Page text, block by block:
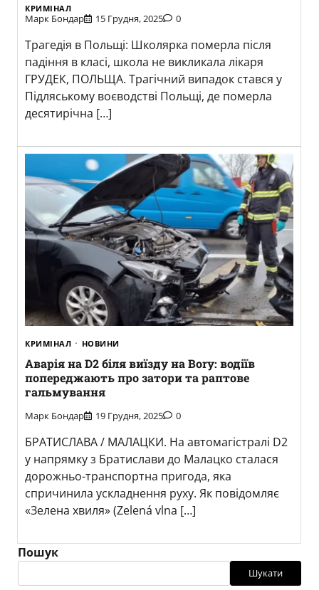
КРИМІНАЛ
Марк Бондар 15 Грудня, 2025 0
Трагедія в Польщі: Школярка померла після
падіння в класі, школа не викликала лікаря
ГРУДЕК, ПОЛЬЩА. Трагічний випадок стався у
Підляському воєводстві Польщі, де померла
десятирічна […]
КРИМІНАЛ НОВИНИ
Аварія на D2 біля виїзду на Bory: водіїв
попереджають про затори та раптове
гальмування
Марк Бондар 19 Грудня, 2025 0
БРАТИСЛАВА / МАЛАЦКИ. На автомагістралі D2
у напрямку з Братислави до Малацко сталася
дорожньо-транспортна пригода, яка
спричинила ускладнення руху. Як повідомляє
«Зелена хвиля» (Zelená vlna […]
Пошук
Шукати